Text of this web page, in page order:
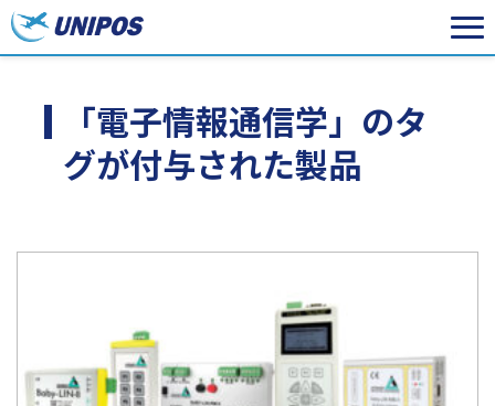
「電子情報通信学」のタ
グが付与された製品